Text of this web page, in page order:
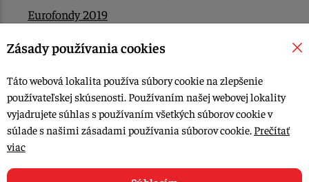
Eurofondy 2019
Eurofondy 2022/2023
Kontakt
© 2015-2026, LIANA GOLIAŠ s.r.o. všetky práva vyhradené.
Upraviť nastavenia Cookies
Zásady používania cookies
Táto webová lokalita používa súbory cookie na zlepšenie
používateľskej skúsenosti. Používaním našej webovej lokality
vyjadrujete súhlas s používaním všetkých súborov cookie v
súlade s našimi zásadami používania súborov cookie. Prečítať
viac